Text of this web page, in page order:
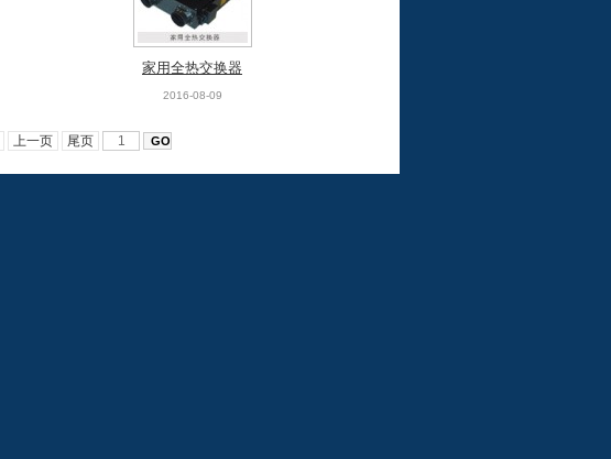
家用全热交换器
2016-08-09
上一页 尾页